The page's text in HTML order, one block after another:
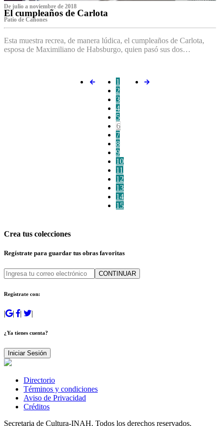
De julio a noviembre de 2018
El cumpleaños de Carlota
Patio de Cañones
Esta muestra recrea, de manera lúdica, el cumpleaños de Carlota,
esposa de Maximiliano de Habsburgo, quien pasó sus dos…
1
2
3
4
5
6
7
8
9
10
11
12
13
14
15
Crea tus colecciones
Regístrate para guardar tus obras favoritas
CONTINUAR
Regístrate con:
| | | |
¿Ya tienes cuenta?
Iniciar Sesión
Directorio
Términos y condiciones
Aviso de Privacidad
Créditos
Secretaria de Cultura-INAH. Todos los derechos reservados.